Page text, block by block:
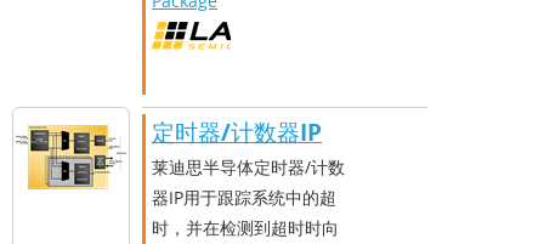
定时器/计数器IP
莱迪思半导体定时器/计数
器IP用于跟踪系统中的超
时，并在检测到超时时向